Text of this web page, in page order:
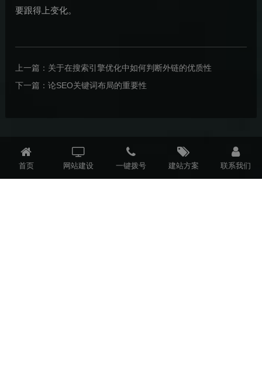
要跟得上变化。
上一篇： 关于在搜索引擎优化中如何判断外链的优质性
下一篇：论SEO关键词布局的重要性
首页 网站建设 一键拨号 建站方案 联系我们